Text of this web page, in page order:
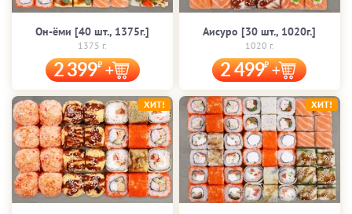
Он-ёми [40 шт., 1375г.]
1375 г.
2 399
Аисуро [30 шт., 1020г.]
1020 г.
2 499
ХИТ! ХИТ!